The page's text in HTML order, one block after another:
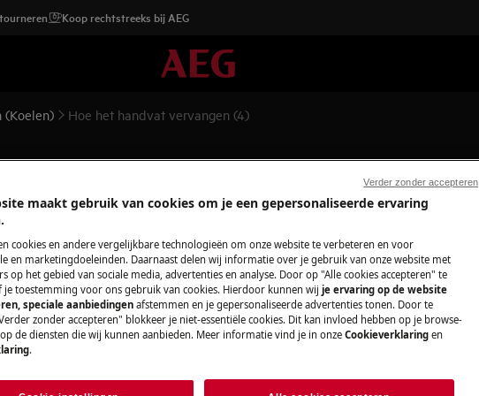
Koop rechtstreeks bij AEG
(Koelen) Hoe het handvat vervangen (4)
(4)
voordat je met
voor zware apparaten zijn twee
maakt gebruik van cookies om je een gepersonaliseerde ervaring
cookies en andere vergelijkbare technologieën om onze website te verbeteren en voor
en marketingdoeleinden. Daarnaast delen wij informatie over je gebruik van onze website met
op het gebied van sociale media, advertenties en analyse. Door op "Alle cookies accepteren" te
je toestemming voor ons gebruik van cookies. Hierdoor kunnen wij je ervaring op de website
speciale aanbiedingen afstemmen en je gepersonaliseerde advertenties tonen. Door te
zonder accepteren" blokkeer je niet-essentiële cookies. Dit kan invloed hebben op je browse-
de diensten die wij kunnen aanbieden. Meer informatie vind je in onze Cookieverklaring en
.
Verder zonder accepteren